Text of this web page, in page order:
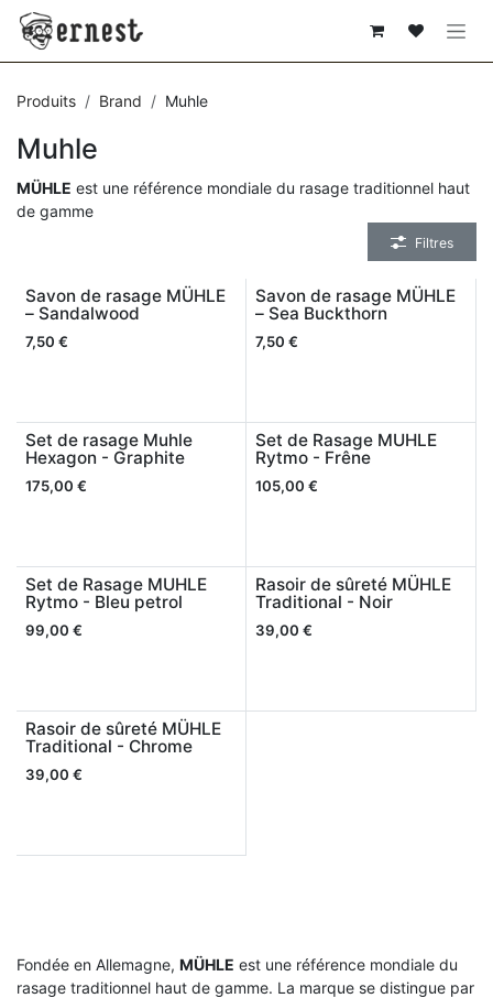
SE RENDRE AU CONTENU
Produits Brand Muhle
Muhle
MÜHLE est une référence mondiale du rasage traditionnel haut
de gamme
Filtres
Savon de rasage MÜHLE
– Sandalwood
7,50 €
Savon de rasage MÜHLE
– Sea Buckthorn
7,50 €
Set de rasage Muhle
Hexagon - Graphite
175,00 €
Set de Rasage MUHLE
Rytmo - Frêne
105,00 €
Set de Rasage MUHLE
Rytmo - Bleu petrol
99,00 €
Rasoir de sûreté MÜHLE
Traditional - Noir
39,00 €
Rasoir de sûreté MÜHLE
Traditional - Chrome
39,00 €
Fondée en Allemagne, MÜHLE est une référence mondiale du
rasage traditionnel haut de gamme. La marque se distingue par